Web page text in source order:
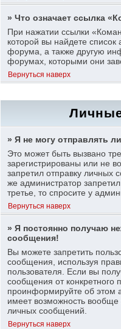
» Что означает ссылка
При нажатии ссылки
которой вы найдете
форума, а также другую
форумах, которыми они
Вернуться наверх
» Я не могу отправлять
Это может быть вызвано
зарегистрированы или не
запретил отправку
же администратор
третье, то спросите у
Вернуться наверх
» Я постоянно получаю
сообщения!
Вы можете запретить
сообщения, используя
пользователя. Если вы
сообщения от конкретного
проинформируйте об этом
имеет возможность вообще
личных сообщений.
Вернуться наверх